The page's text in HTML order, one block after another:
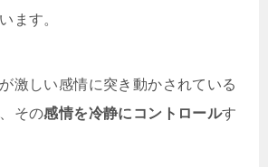
ます。
激しい感情に突き動かされている
その感情を冷静にコントロールす